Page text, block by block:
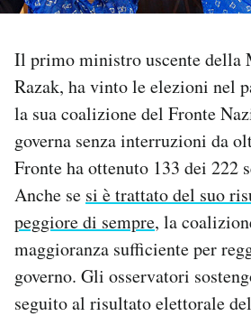
SHOP
CALENDARIO
AREA PERSONALE
Area Personale
Newsletter
Notifiche mobile
Il primo ministro uscente della
Razak, ha vinto le elezioni nel
la sua coalizione del Fronte
governa senza interruzioni da
Fronte ha ottenuto 133 dei 222
Anche se si è trattato del suo
peggiore di sempre, la
maggioranza sufficiente per
governo. Gli osservatori
seguito al risultato elettorale